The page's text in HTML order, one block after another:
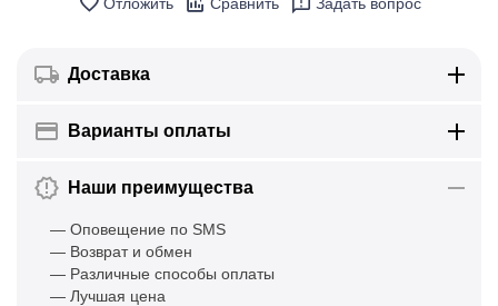
Доставка
Варианты оплаты
Наши преимущества
— Оповещение по SMS
— Возврат и обмен
— Различные способы оплаты
— Лучшая цена